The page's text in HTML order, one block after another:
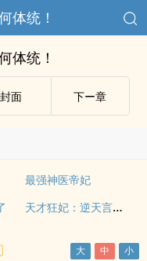
体统！
体统！
封面 下ー章
最强神医帝妃
天才狂妃：逆天言灵师